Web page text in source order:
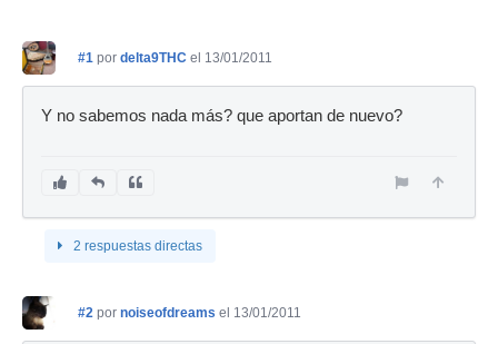
#1 por delta9THC el 13/01/2011
Y no sabemos nada más? que aportan de nuevo?
2 respuestas directas
#2 por noiseofdreams el 13/01/2011